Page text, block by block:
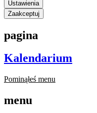
Ustawienia
Zaakceptuj
pagina
Kalendarium
Pominąłeś menu
menu